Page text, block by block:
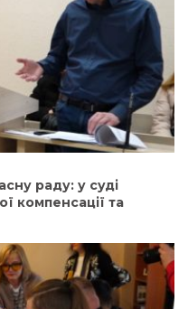
раду: у суді
компенсації та